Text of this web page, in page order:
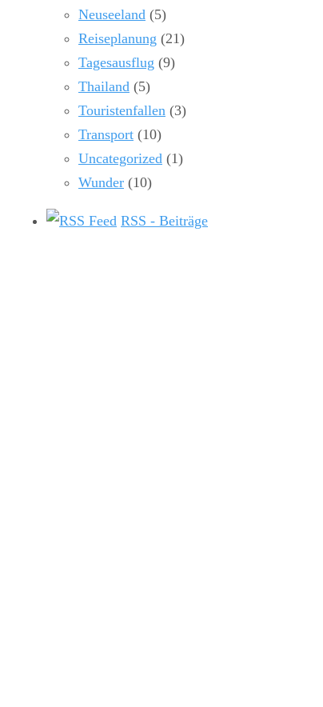
Neuseeland (5)
Reiseplanung (21)
Tagesausflug (9)
Thailand (5)
Touristenfallen (3)
Transport (10)
Uncategorized (1)
Wunder (10)
RSS - Beiträge